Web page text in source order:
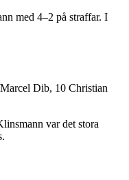
med 4–2 på straffar. I
Dib, 10 Christian
var det stora